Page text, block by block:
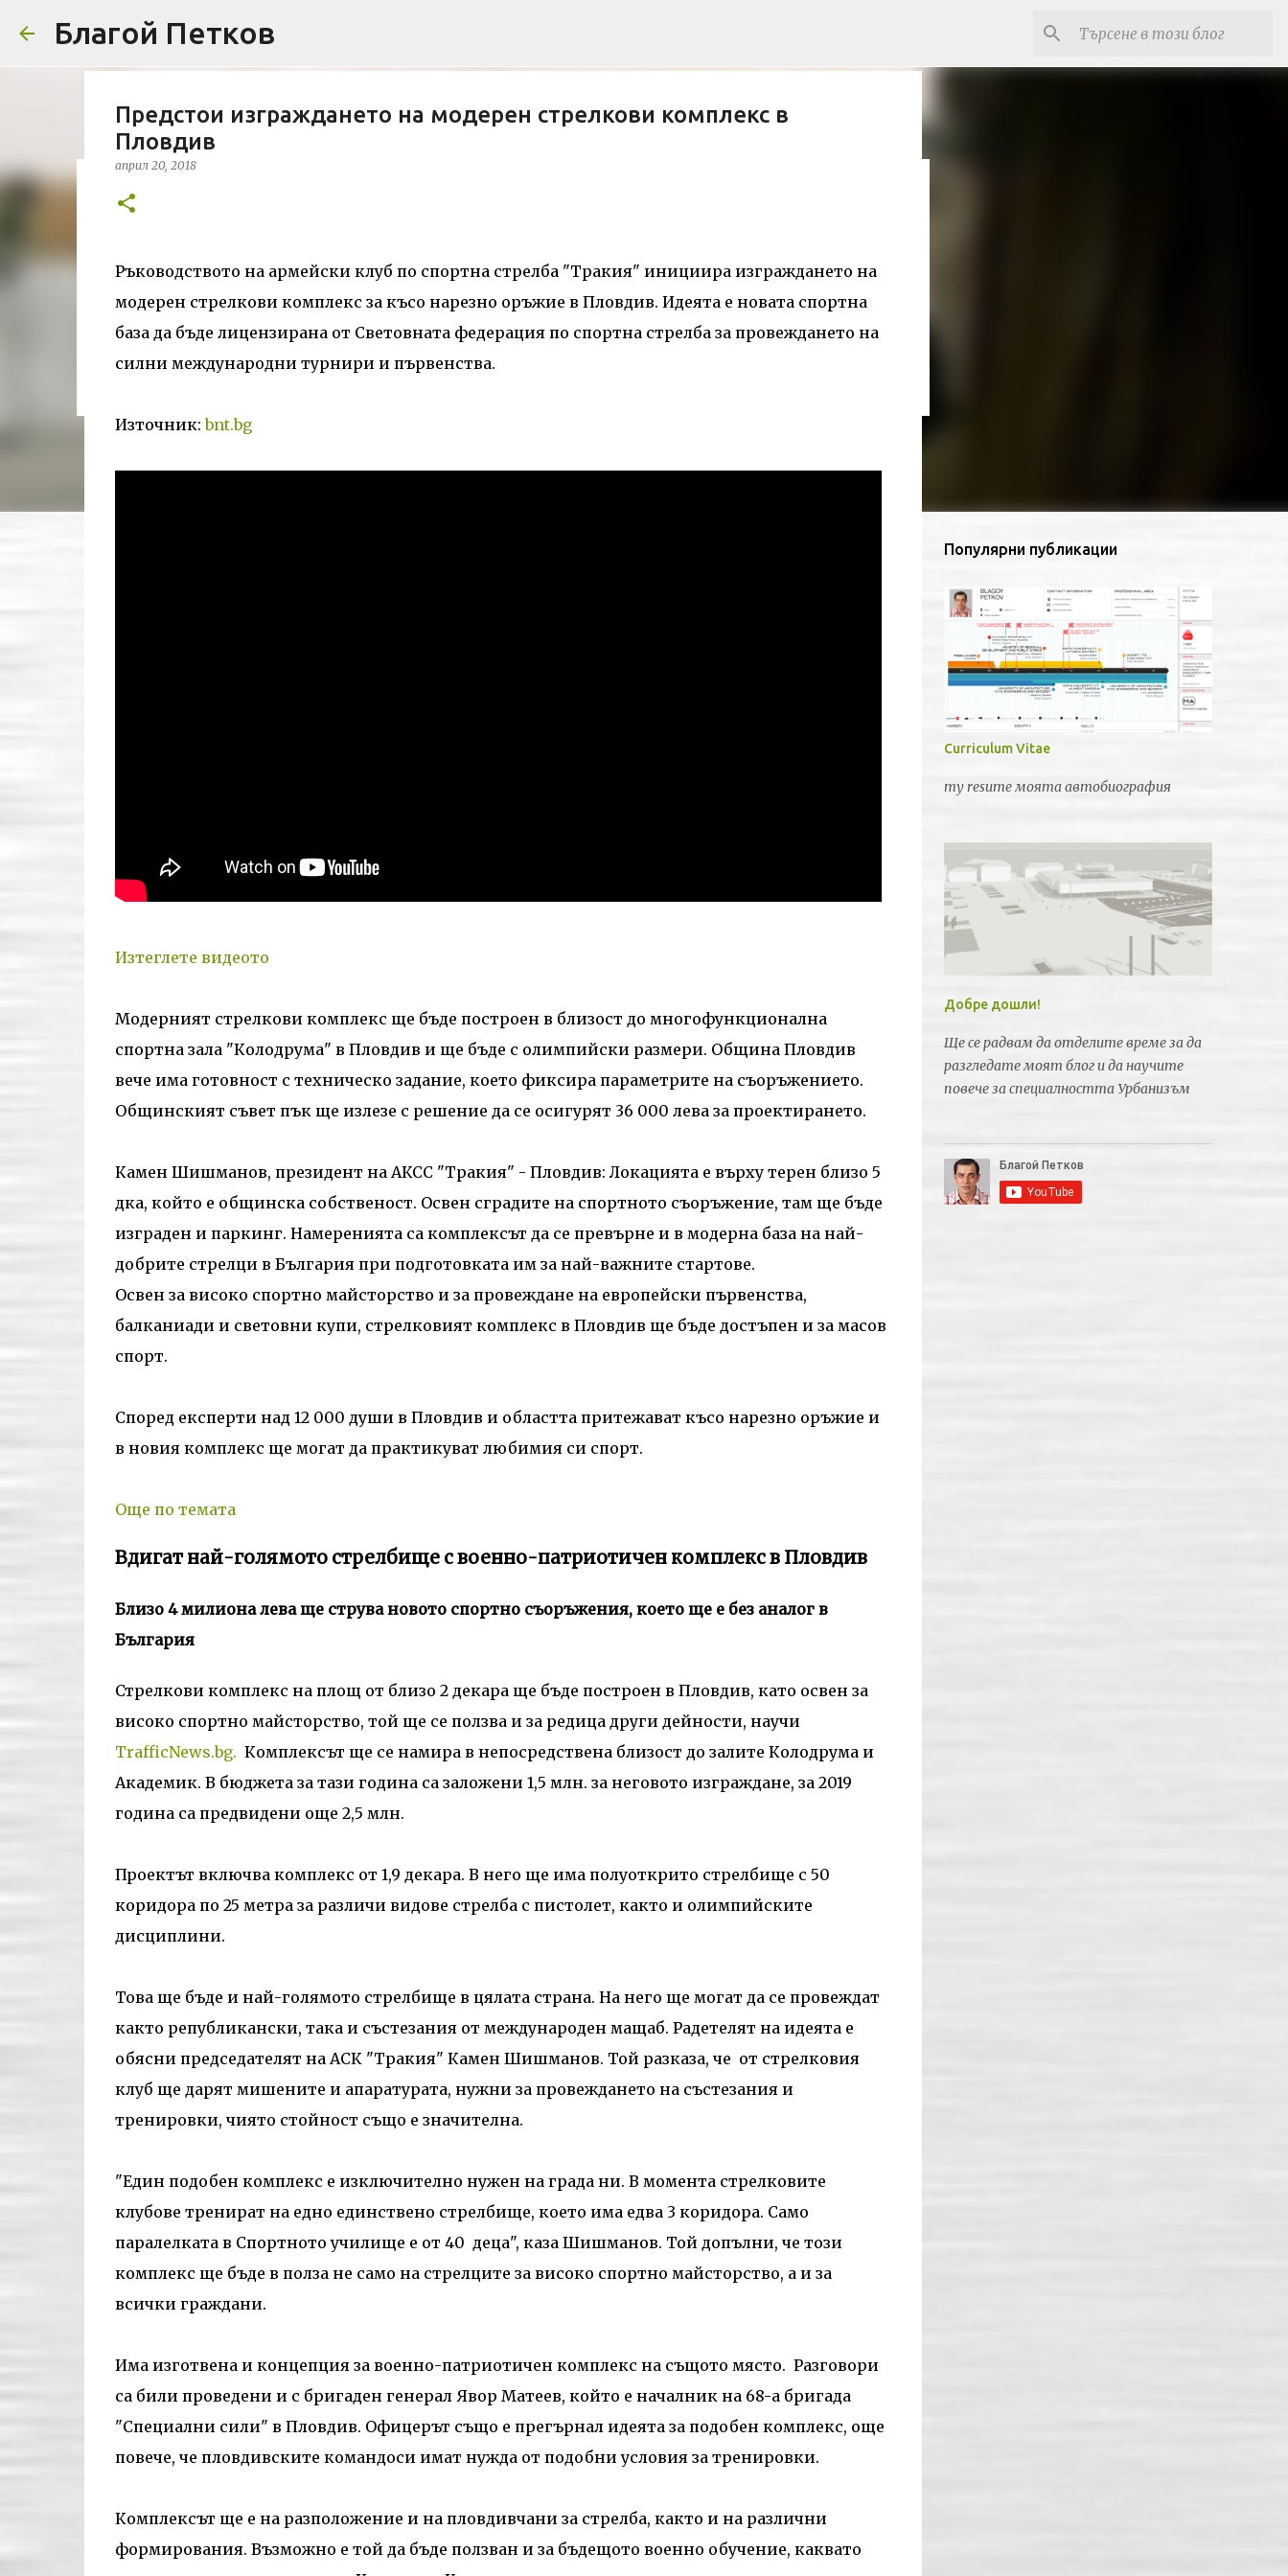
Благой Петков
Добре дошли!
Предстои изграждането на модерен стрелкови комплекс в
Пловдив
април 20, 2018
Ръководството на армейски клуб по спортна стрелба "Тракия" инициира изграждането на
модерен стрелкови комплекс за късо нарезно оръжие в Пловдив. Идеята е новата спортна
база да бъде лицензирана от Световната федерация по спортна стрелба за провеждането на
силни международни турнири и първенства.
Източник:bnt.bg
Изтеглете видеото
Модерният стрелкови комплекс ще бъде построен в близост до многофункционална
спортна зала "Колодрума" в Пловдив и ще бъде с олимпийски размери. Община Пловдив
вече има готовност с техническо задание, което фиксира параметрите на съоръжението.
Общинският съвет пък ще излезе с решение да се осигурят 36 000 лева за проектирането.
Камен Шишманов, президент на АКСС "Тракия" - Пловдив: Локацията е върху терен близо 5
дка, който е общинска собственост. Освен сградите на спортното съоръжение, там ще бъде
изграден и паркинг. Намеренията са комплексът да се превърне и в модерна база на най-
добрите стрелци в България при подготовката им за най-важните стартове.
Освен за високо спортно майсторство и за провеждане на европейски първенства,
балканиади и световни купи, стрелковият комплекс в Пловдив ще бъде достъпен и за масов
спорт.
Според експерти над 12 000 души в Пловдив и областта притежават късо нарезно оръжие и
в новия комплекс ще могат да практикуват любимия си спорт.
Още по темата
Вдигат най-голямото стрелбище с военно-патриотичен комплекс в Пловдив
Близо 4 милиона лева ще струва новото спортно съоръжения, което ще е без аналог в
България
Стрелкови комплекс на площ от близо 2 декара ще бъде построен в Пловдив, като освен за
високо спортно майсторство, той ще се ползва и за редица други дейности, научи
TrafficNews.bg. Комплексът ще се намира в непосредствена близост до залите Колодрума и
Академик. В бюджета за тази година са заложени 1,5 млн. за неговото изграждане, за 2019
година са предвидени още 2,5 млн.
Проектът включва комплекс от 1,9 декара. В него ще има полуоткрито стрелбище с 50
коридора по 25 метра за различи видове стрелба с пистолет, както и олимпийските
дисциплини.
Това ще бъде и най-голямото стрелбище в цялата страна. На него ще могат да се провеждат
както републикански, така и състезания от международен мащаб. Радетелят на идеята е
обясни председателят на АСК "Тракия" Камен Шишманов. Той разказа, че от стрелковия
клуб ще дарят мишените и апаратурата, нужни за провеждането на състезания и
тренировки, чиято стойност също е значителна.
"Един подобен комплекс е изключително нужен на града ни. В момента стрелковите
клубове тренират на едно единствено стрелбище, което има едва 3 коридора. Само
паралелката в Спортното училище е от 40 деца", каза Шишманов. Той допълни, че този
комплекс ще бъде в полза не само на стрелците за високо спортно майсторство, а и за
всички граждани.
Има изготвена и концепция за военно-патриотичен комплекс на същото място. Разговори
са били проведени и с бригаден генерал Явор Матеев, който е началник на 68-а бригада
"Специални сили" в Пловдив. Офицерът също е прегърнал идеята за подобен комплекс, още
повече, че пловдивските командоси имат нужда от подобни условия за тренировки.
Комплексът ще е на разположение и на пловдивчани за стрелба, както и на различни
формирования. Възможно е той да бъде ползван и за бъдещото военно обучение, каквато
Популярни публикации
Curriculum Vitae
my resume моята автобиография
Добре дошли!
Ще се радвам да отделите време за да
разгледате моят блог и да научите
повече за специалността Урбанизъм